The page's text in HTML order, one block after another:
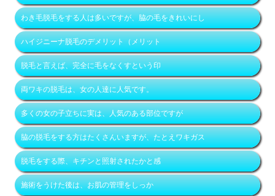
わき毛脱毛をする人は多いですが、脇の毛をきれいにし
ハイジニーナ脱毛のデメリット（メリット
脱毛と言えば、完全に毛をなくすという印
両ワキの脱毛は、女の人達に人気です。
多くの女の子立ちに実は、人気のある部位ですが
脇の脱毛をする方はたくさんいますが、たとえワキガス
脱毛をする際、キチンと照射されたかと感
施術をうけた後は、お肌の管理をしっか